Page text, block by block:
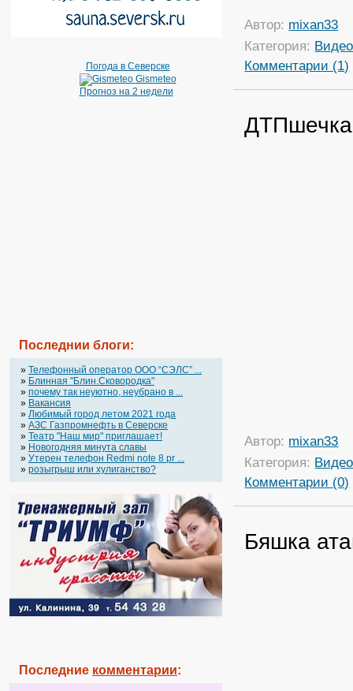
Погода в Северске
Gismeteo
Прогноз на 2 недели
Последнии блоги:
» Телефонный оператор OOO “СЭЛС” ...
» Блинная "Блин.Сковородка"
» почему так неуютно, неубрано в ...
» Вакансия
» Любимый город летом 2021 года
» АЗС Газпромнефть в Северске
» Театр "Наш мир" приглашает!
» Новогодняя минута славы
» Утерен телефон Redmi note 8 pr ...
» розыгрыш или хулиганство?
Последние комментарии:
Автор: mixan33
Категория: Видео
Комментарии (1)
Автор: mixan33
Категория: Видео
Комментарии (0)
Бяшка